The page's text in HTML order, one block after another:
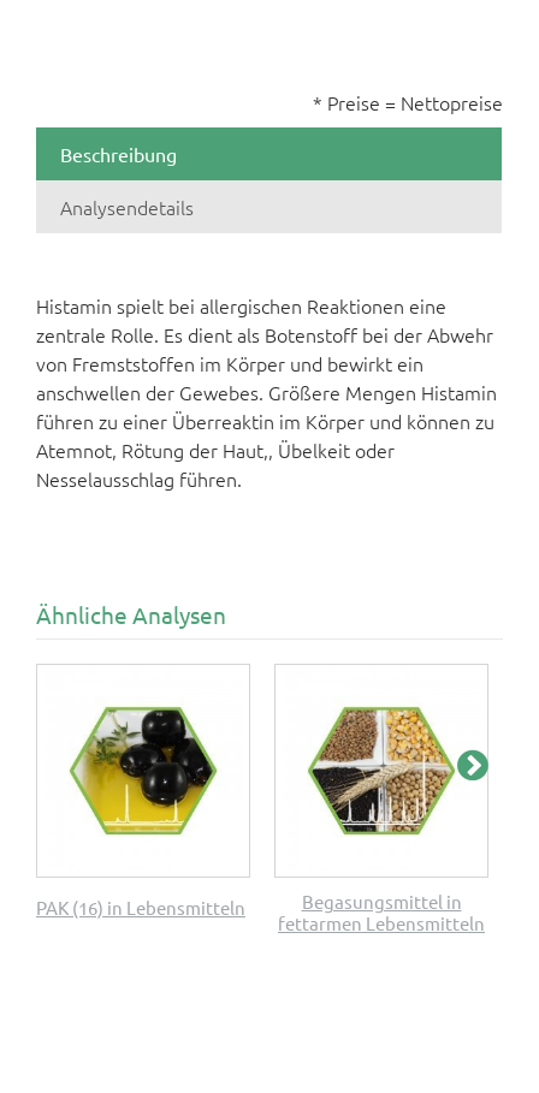
* Preise = Nettopreise
Beschreibung
Analysendetails
Histamin spielt bei allergischen Reaktionen eine
zentrale Rolle. Es dient als Botenstoff bei der Abwehr
von Fremststoffen im Körper und bewirkt ein
anschwellen der Gewebes. Größere Mengen Histamin
führen zu einer Überreaktin im Körper und können zu
Atemnot, Rötung der Haut,, Übelkeit oder
Nesselausschlag führen.
Ähnliche Analysen
PAK (16) in Lebensmitteln
Begasungsmittel in
fettarmen Lebensmitteln